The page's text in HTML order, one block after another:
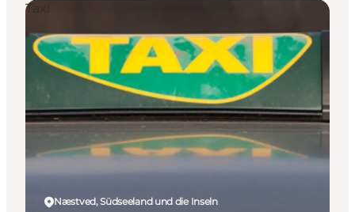
Næstved, Südseeland und die Inseln
Taxi